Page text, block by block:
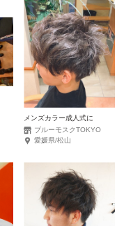
メンズカラー成人式に
ブルーモスクTOKYO
愛媛県/松山